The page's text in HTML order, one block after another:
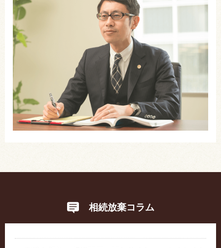
相続放棄コラム